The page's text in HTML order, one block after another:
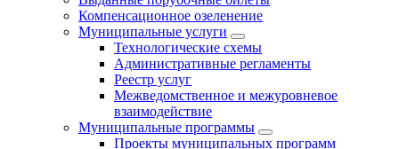
Компенсационное озеленение
Муниципальные услуги
Технологические схемы
Административные регламенты
Реестр услуг
Межведомственное и межуровневое
взаимодействие
Муниципальные программы
Проекты муниципальных программ